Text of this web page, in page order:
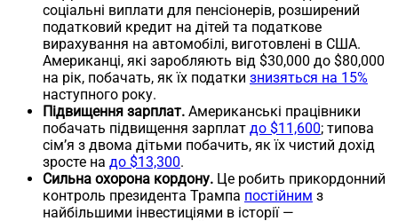
соціальні виплати для пенсіонерів, розширений
податковий кредит на дітей та податкове
вирахування на автомобілі, виготовлені в США.
Американці, які заробляють від $30,000 до $80,000
на рік, побачать, як їх податки знизяться на 15%
наступного року.
Підвищення зарплат. Американські працівники
побачать підвищення зарплат до $11,600; типова
сім’я з двома дітьми побачить, як їх чистий дохід
зросте на до $13,300.
Сильна охорона кордону. Це робить прикордонний
контроль президента Трампа постійним з
найбільшими інвестиціями в історії —